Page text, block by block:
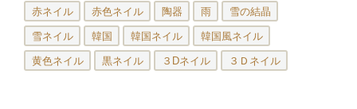
赤ネイル 赤色ネイル 陶器 雨 雪の結晶
雪ネイル 韓国 韓国ネイル 韓国風ネイル
黄色ネイル 黒ネイル ３Dネイル ３Ｄネイル